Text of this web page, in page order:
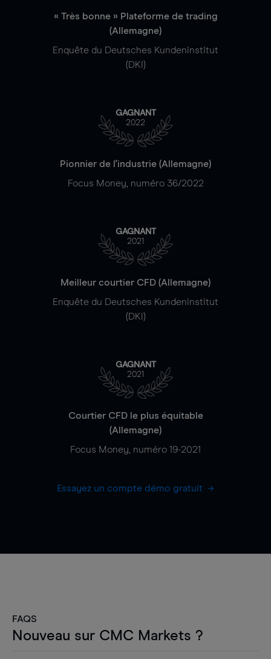
« Très bonne » Plateforme de trading
(Allemagne)
Enquête du Deutsches Kundeninstitut
(DKI)
GAGNANT
2022
Pionnier de l'industrie (Allemagne)
Focus Money, numéro 36/2022
GAGNANT
2021
Meilleur courtier CFD (Allemagne)
Enquête du Deutsches Kundeninstitut
(DKI)
GAGNANT
2021
Courtier CFD le plus équitable
(Allemagne)
Focus Money, numéro 19-2021
Essayez un compte démo gratuit
FAQS
Nouveau sur CMC Markets ?